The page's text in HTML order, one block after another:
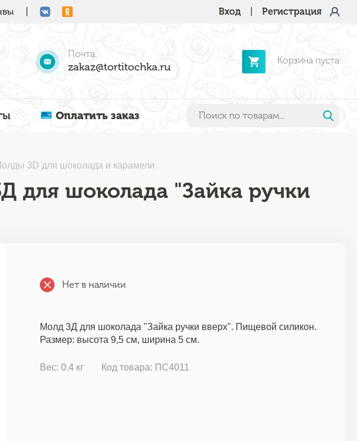
Вход Регистрация
Почта:
zakaz@tortitochka.ru
Корзина пуста
Оплатить заказ
3D для шоколада и карамели
для шоколада "Зайка ручки
Нет в наличии
Молд 3Д для шоколада "Зайка ручки вверх". Пищевой силикон.
Размер: высота 9,5 см, ширина 5 см.
Вес: 0.4 кг Код товара: ПС4011